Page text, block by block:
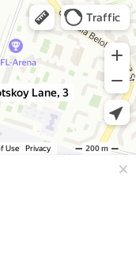
мест